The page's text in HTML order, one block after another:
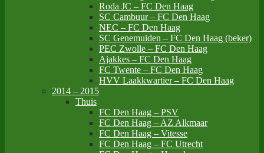
Roda JC – FC Den Haag
SC Cambuur – FC Den Haag
NEC – FC Den Haag
SC Genemuiden – FC Den Haag (beker)
PEC Zwolle – FC Den Haag
Ajakkes – FC Den Haag
FC Twente – FC Den Haag
HVV Laakkwartier – FC Den Haag
2014 – 2015
Thuis
FC Den Haag – PSV
FC Den Haag – AZ Alkmaar
FC Den Haag – Vitesse
FC Den Haag – FC Utrecht